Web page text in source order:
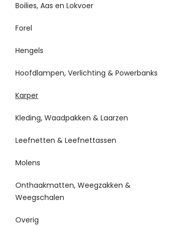
Boilies, Aas en Lokvoer
Forel
Hengels
Hoofdlampen, Verlichting & Powerbanks
Karper
Kleding, Waadpakken & Laarzen
Leefnetten & Leefnettassen
Molens
Onthaakmatten, Weegzakken &
Weegschalen
Overig